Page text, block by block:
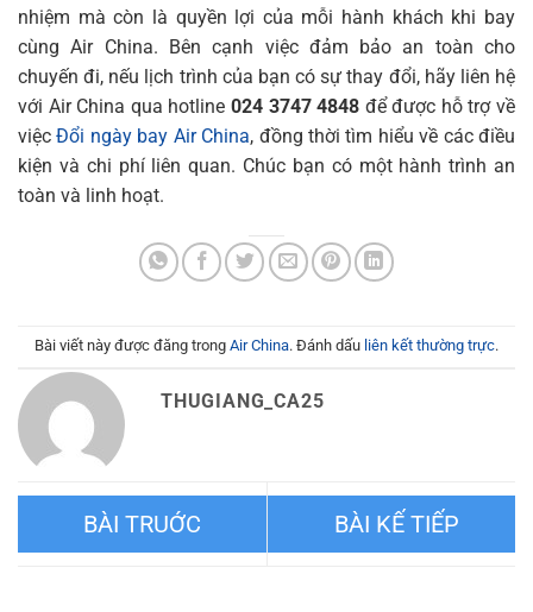
nhiệm mà còn là quyền lợi của mỗi hành khách khi bay
cùng Air China. Bên cạnh việc đảm bảo an toàn cho
chuyến đi, nếu lịch trình của bạn có sự thay đổi, hãy liên hệ
với Air China qua hotline 024 3747 4848 để được hỗ trợ về
việcĐổi ngày bay Air China, đồng thời tìm hiểu về các điều
kiện và chi phí liên quan. Chúc bạn có một hành trình an
toàn và linh hoạt.
Bài viết này được đăng trong Air China. Đánh dấu liên kết thường trực.
THUGIANG_CA25